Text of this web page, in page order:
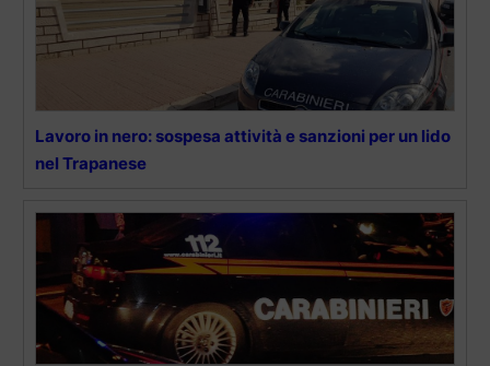
Lavoro in nero: sospesa attività e sanzioni per un lido
nel Trapanese